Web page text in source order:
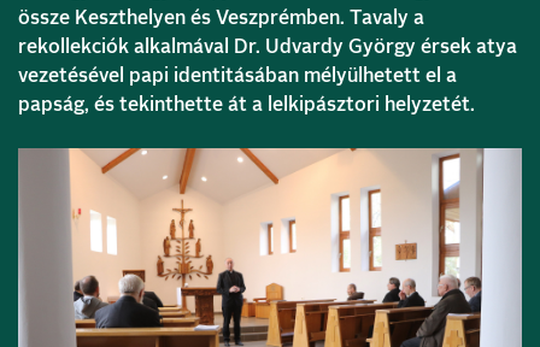
össze Keszthelyen és Veszprémben. Tavaly a
rekollekciók alkalmával Dr. Udvardy György érsek atya
vezetésével papi identitásában mélyülhetett el a
papság, és tekinthette át a lelkipásztori helyzetét.